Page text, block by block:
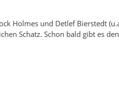
Holmes und Detlef Bierstedt
Schatz. Schon bald gibt es